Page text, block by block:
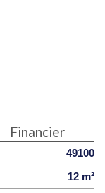
Financier
49100
12 m²